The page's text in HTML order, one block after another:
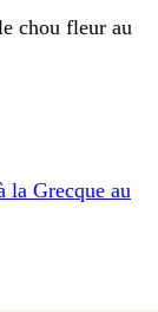
chou fleur au
la Grecque au